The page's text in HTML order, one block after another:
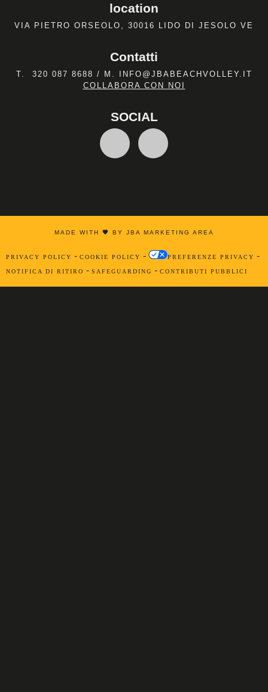
location
VIA PIETRO ORSEOLO, 30016 LIDO DI JESOLO VE
Contatti
T. 320 087 8688 / M.
INFO@JBABEACHVOLLEY.IT
COLLABORA CON NOI
SOCIAL
PRIVACY POLICY - COOKIE POLICY - PREFERENZE PRIVACY -
NOTIFICA DI RITIRO - SAFEGUARDING - CONTRIBUTI PUBBLICI
MADE WITH 🖤 BY JBA MARKETING AREA